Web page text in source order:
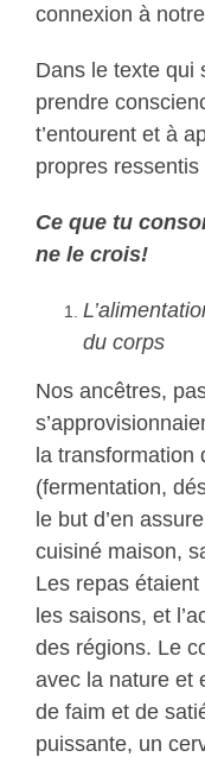
connexion à
Dans le texte qui
prendre
t’entourent et à
propres
Ce que tu
ne le crois!
du corps
Nos ancêtres,
la transformation
(fermentation,
le but d’en
cuisiné maison,
Les repas
les saisons, et
des régions. Le
avec la nature et
de faim et de
puissante, un